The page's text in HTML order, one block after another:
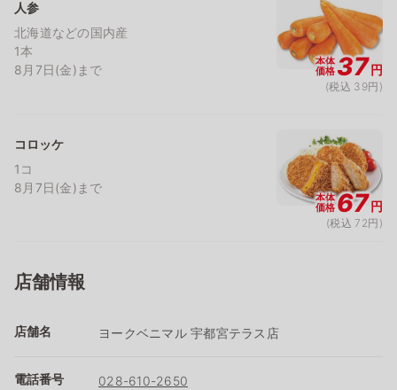
人参
北海道などの国内産
1本
8月7日(金)まで
本体
価格 37円
(税込 39円)
コロッケ
1コ
8月7日(金)まで
本体
価格67円
(税込 72円)
店舗情報
店舗名 ヨークベニマル 宇都宮テラス店
電話番号 028-610-2650